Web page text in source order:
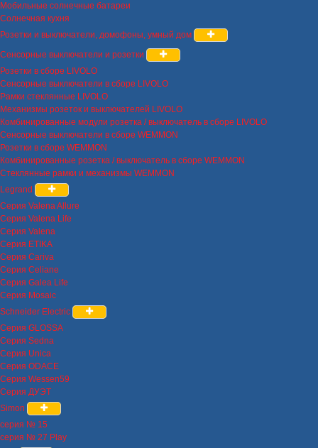
Мобильные солнечные батареи
Солнечная кухня
Розетки и выключатели, домофоны, умный дом
Сенсорные выключатели и розетки
Розетки в сборе LIVOLO
Сенсорные выключатели в сборе LIVOLO
Рамки стеклянные LIVOLO
Механизмы розеток и выключателей LIVOLO
Комбинированные модули розетка / выключатель в сборе LIVOLO
Сенсорные выключатели в сборе WEMMON
Розетки в сборе WEMMON
Комбинированные розетка / выключатель в сборе WEMMON
Стеклянные рамки и механизмы WEMMON
Legrand
Серия Valena Allure
Серия Valena Life
Серия Valena
Серия ETIKA
Серия Cariva
Серия Celiane
Серия Galea Life
Серия Mosaic
Schneider Electric
Серия GLOSSA
Серия Sedna
Серия Unica
Серия ODACE
Серия Wessen59
Серия ДУЭТ
Simon
серия № 15
серия № 27 Play